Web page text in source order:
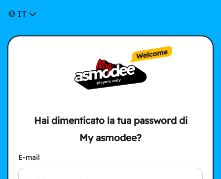
IT
Hai dimenticato la tua password di
My asmodee?
E-mail